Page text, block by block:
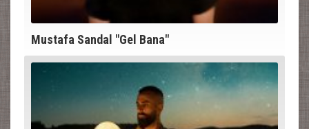
Mustafa Sandal "Gel Bana"